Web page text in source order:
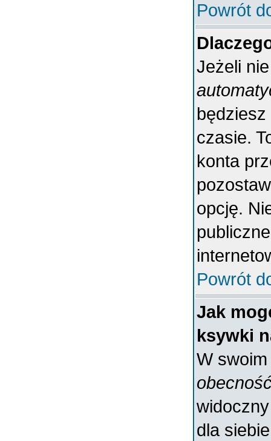
Powrót
Jeżeli
czasie.
konta
opcję.
Powrót
Jak
ksywki
W
dla